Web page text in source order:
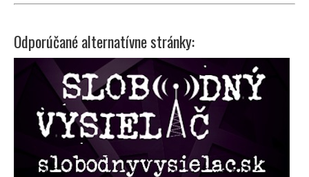
Odporúčané alternatívne stránky: